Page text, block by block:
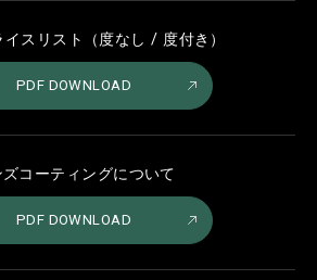
イスリスト（度なし / 度付き）
PDF DOWNLOAD
ズコーティングについて
PDF DOWNLOAD